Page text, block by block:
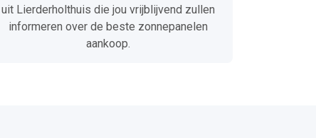
uit Lierderholthuis die jou vrijblijvend zullen
informeren over de beste zonnepanelen
aankoop.